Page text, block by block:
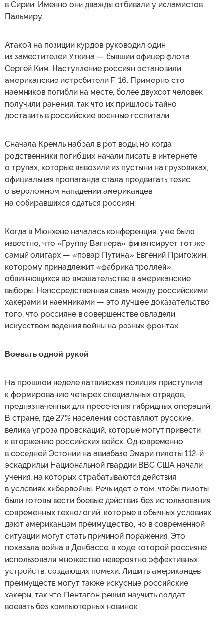
в Сирии. Именно они дважды отбивали у исламистов
Пальмиру.
Атакой на позиции курдов руководил один
из заместителей Уткина — бывший офицер флота
Сергей Ким. Наступление россиян остановили
американские истребители F-16. Примерно сто
наемников погибли на месте, более двухсот человек
получили ранения, так что их пришлось тайно
доставить в российские военные госпитали.
Сначала Кремль набрал в рот воды, но когда
родственники погибших начали писать в интернете
о трупах, которые вывозили из пустыни на грузовиках,
официальная пропаганда стала продвигать тезис
о вероломном нападении американцев
на собиравшихся сдаться россиян.
Когда в Мюнхене началась конференция, уже было
известно, что «Группу Вагнера» финансирует тот же
самый олигарх — «повар Путина» Евгений Пригожин,
которому принадлежит «фабрика троллей»,
обвиняющихся во вмешательстве в американские
выборы. Непосредственная связь между российскими
хакерами и наемниками — это лучшее доказательство
того, что россияне в совершенстве овладели
искусством ведения войны на разных фронтах.
Воевать одной рукой
На прошлой неделе латвийская полиция приступила
к формированию четырех специальных отрядов,
предназначенных для пресечения гибридных операций.
В стране, где 27% населения составляют русские,
велика угроза провокаций, которые могут привести
к вторжению российских войск. Одновременно
в соседней Эстонии на авиабазе Эмари пилоты 112-й
эскадрильи Национальной гвардии ВВС США начали
учения, на которых отрабатываются действия
в условиях кибервойны. Речь идет о том, чтобы пилоты
были готовы вести боевые действия без использования
современных технологий, которые в обычных условиях
дают американцам преимущество, но в современной
ситуации могут стать причиной поражения. Это
показала война в Донбассе, в ходе которой россияне
использовали множество невероятно эффективных
устройств, создающих помехи. Лишить американцев
преимуществ могут также искусные российские
хакеры, так что Пентагон решил научить солдат
воевать без компьютерных новинок.